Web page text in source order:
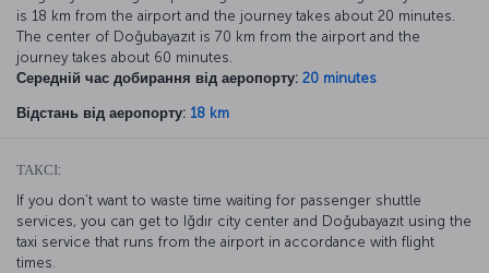
is 18 km from the airport and the journey takes about 20 minutes.
The center of Doğubayazıt is 70 km from the airport and the
journey takes about 60 minutes.
Середній час добирання від аеропорту: 20 minutes
Відстань від аеропорту: 18 km
ТАКСІ:
If you don’t want to waste time waiting for passenger shuttle
services, you can get to Iğdır city center and Doğubayazıt using the
taxi service that runs from the airport in accordance with flight
times.